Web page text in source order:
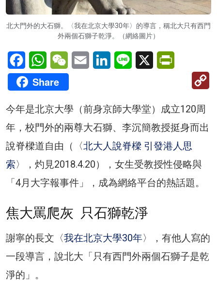
北大門外的大石獅。〈我在北京大學30年〉的導言，稱北大只有西門
外兩個石獅子乾淨。（網絡圖片）
FacebookWhatsAppWeChatEmail LinkedInLine X
Share
今年是北京大學（前身京師大學堂）成立120周
年，校門外的兩尊大石獅、李沉簡教授挺身而出
說脊樑道自由（〈北大人說脊樑 引發港人思
索〉，灼見2018.4.20），女生受教授性侵略與
「4月大字報事件」，成為網絡平台的熱話題。
焦大罵爬灰 只石獅乾淨
謝寧的長文〈我在北京大學30年〉，有他人寫的
一段導言，說北大「只有西門外兩個石獅子是乾
淨的」。